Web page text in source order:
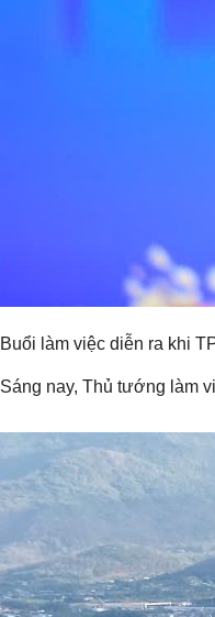
Buổi làm việc diễn ra khi
Sáng nay, Thủ tướng làm